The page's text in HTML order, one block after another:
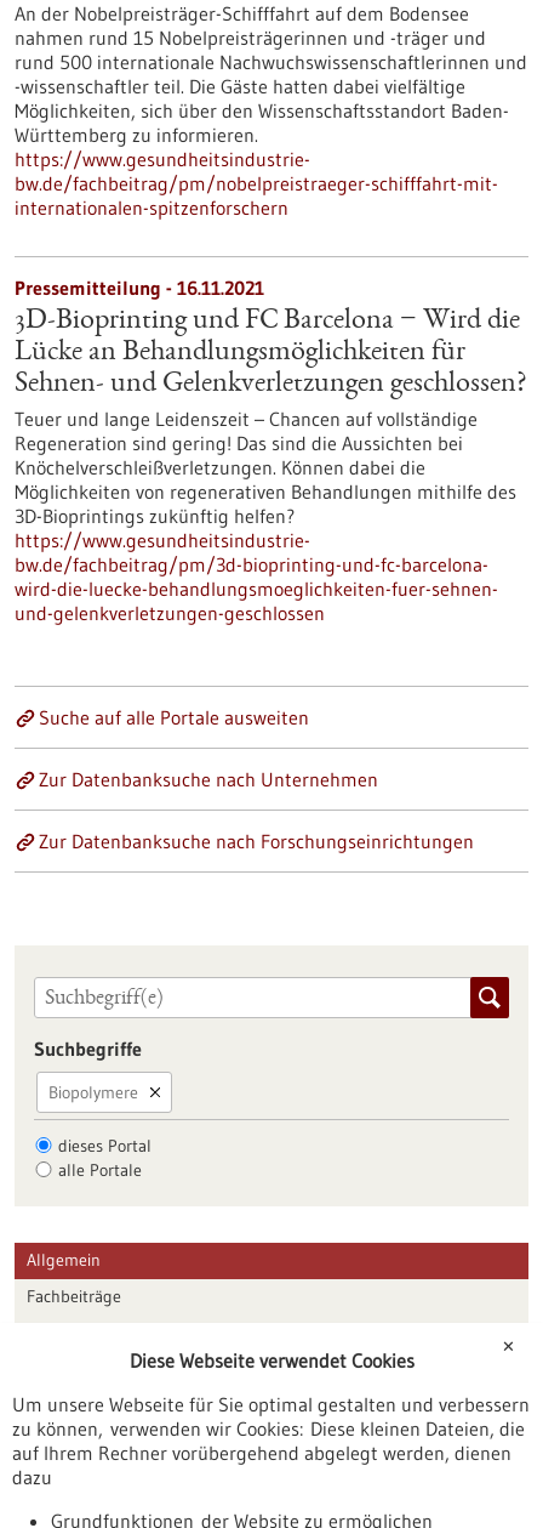
An der Nobelpreisträger-Schifffahrt auf dem Bodensee
nahmen rund 15 Nobelpreisträgerinnen und -träger und
rund 500 internationale Nachwuchswissenschaftlerinnen und
-wissenschaftler teil. Die Gäste hatten dabei vielfältige
Möglichkeiten, sich über den Wissenschaftsstandort Baden-
Württemberg zu informieren.
https://www.gesundheitsindustrie-
bw.de/fachbeitrag/pm/nobelpreistraeger-schifffahrt-mit-
internationalen-spitzenforschern
Pressemitteilung - 16.11.2021
3D-Bioprinting und FC Barcelona − Wird die
Lücke an Behandlungsmöglichkeiten für
Sehnen- und Gelenkverletzungen geschlossen?
Teuer und lange Leidenszeit – Chancen auf vollständige
Regeneration sind gering! Das sind die Aussichten bei
Knöchelverschleißverletzungen. Können dabei die
Möglichkeiten von regenerativen Behandlungen mithilfe des
3D-Bioprintings zukünftig helfen?
https://www.gesundheitsindustrie-
bw.de/fachbeitrag/pm/3d-bioprinting-und-fc-barcelona-
wird-die-luecke-behandlungsmoeglichkeiten-fuer-sehnen-
und-gelenkverletzungen-geschlossen
Suche auf alle Portale ausweiten
Zur Datenbanksuche nach Unternehmen
Zur Datenbanksuche nach Forschungseinrichtungen
Suchbegriffe
Biopolymere
dieses Portal
alle Portale
Allgemein
Fachbeiträge
Veranstaltungen
Erscheinungsdatum
✕
Diese Webseite verwendet Cookies
Um unsere Webseite für Sie optimal gestalten und verbessern
zu können, verwenden wir Cookies: Diese kleinen Dateien, die
auf Ihrem Rechner vorübergehend abgelegt werden, dienen
dazu
Grundfunktionen der Website zu ermöglichen